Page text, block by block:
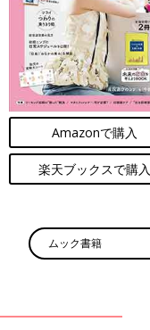
Amazonで購入
楽天ブックスで購入
ムック書籍